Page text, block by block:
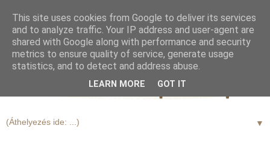
▼
This site uses cookies from Google to deliver its services
and to analyze traffic. Your IP address and user-agent are
shared with Google along with performance and security
metrics to ensure quality of service, generate usage
statistics, and to detect and address abuse.
LEARN MORE GOT IT